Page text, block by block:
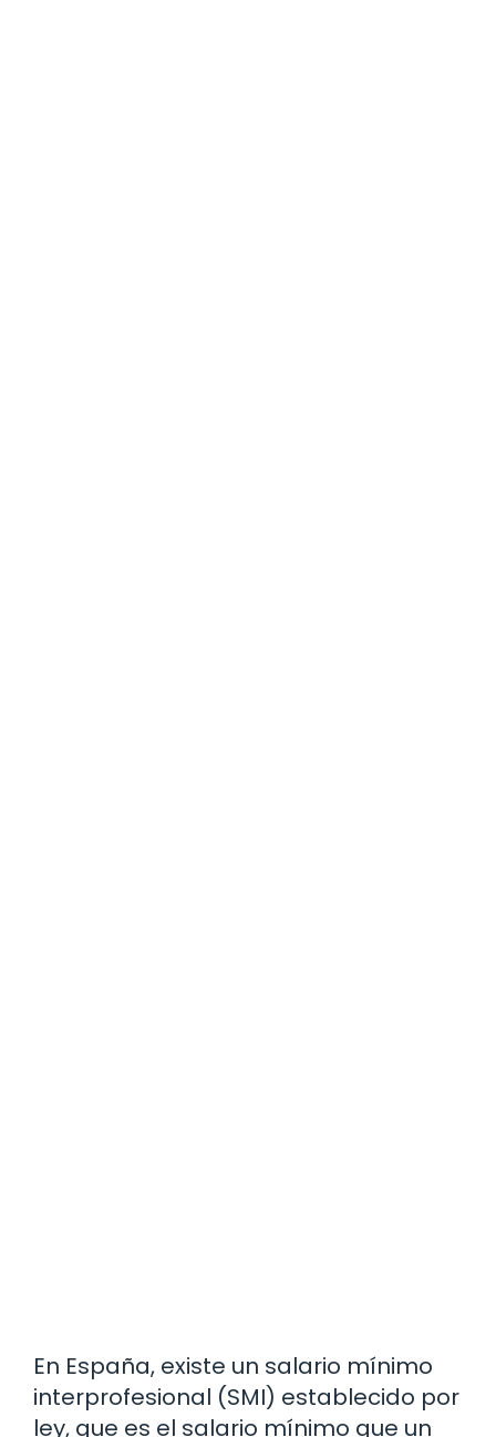
En España, existe un salario mínimo
interprofesional (SMI) establecido por
ley, que es el salario mínimo que un